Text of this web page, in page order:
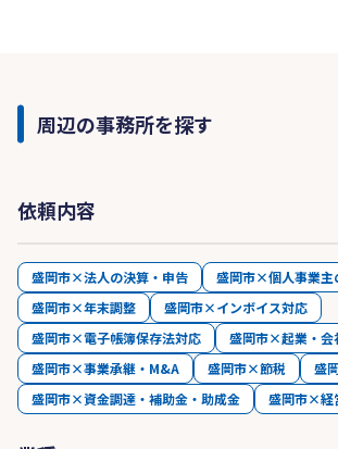
周辺の事務所を探す
依頼内容
盛岡市×法人の決算・申告
盛岡市×個人事業主
盛岡市×年末調整
盛岡市×インボイス対応
盛岡市×電子帳簿保存法対応
盛岡市×起業・会
盛岡市×事業承継・M&A
盛岡市×節税
盛
盛岡市×資金調達・補助金・助成金
盛岡市×経